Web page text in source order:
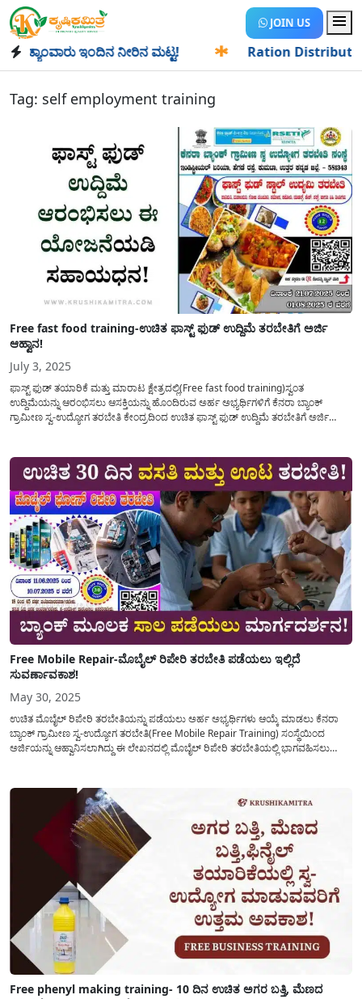
JOIN US
ಇಂದಿನ ನೀರಿನ ಮಟ್ಟ! Ration Distribution-
Tag: self employment training
Free fast food training-ಉಚಿತ ಫಾಸ್ಟ್ ಫುಡ್ ಉದ್ದಿಮೆ ತರಬೇತಿಗೆ ಅರ್ಜಿ
ಆಹ್ವಾನ!
July 3, 2025
ಫಾಸ್ಟ್ ಫುಡ್ ತಯಾರಿಕೆ ಮತ್ತು ಮಾರಾಟ ಕ್ಷೇತ್ರದಲ್ಲಿ(Free fast food training)ಸ್ವಂತ
ಉದ್ದಿಮೆಯನ್ನು ಆರಂಭಿಸಲು ಆಸಕ್ತಿಯನ್ನು ಹೊಂದಿರುವ ಅರ್ಹ ಅಭ್ಯರ್ಥಿಗಳಿಗೆ ಕೆನರಾ ಬ್ಯಾಂಕ್
ಗ್ರಾಮೀಣ ಸ್ವ-ಉದ್ಯೋಗ ತರಬೇತಿ ಕೇಂದ್ರದಿಂದ ಉಚಿತ ಫಾಸ್ಟ್ ಫುಡ್ ಉದ್ದಿಮೆ ತರಬೇತಿಗೆ ಅರ್ಜಿ
Free Mobile Repair-ಮೊಬೈಲ್ ರಿಪೇರಿ ತರಬೇತಿ ಪಡೆಯಲು ಇಲ್ಲಿದೆ
ಸುವರ್ಣಾವಕಾಶ!
May 30, 2025
ಉಚಿತ ಮೊಬೈಲ್ ರಿಪೇರಿ ತರಬೇತಿಯನ್ನು ಪಡೆಯಲು ಅರ್ಹ ಅಭ್ಯರ್ಥಿಗಳು ಆಯ್ಕೆ ಮಾಡಲು ಕೆನರಾ
ಬ್ಯಾಂಕ್ ಗ್ರಾಮೀಣ ಸ್ವ-ಉದ್ಯೋಗ ತರಬೇತಿ(Free Mobile Repair Training) ಸಂಸ್ಥೆಯಿಂದ
ಅರ್ಜಿಯನ್ನು ಆಹ್ವಾನಿಸಲಾಗಿದ್ದು ಈ ಲೇಖನದಲ್ಲಿ ಮೊಬೈಲ್ ರಿಪೇರಿ ತರಬೇತಿಯಲ್ಲಿ ಭಾಗವಹಿಸಲು
Free phenyl making training- 10 ದಿನ ಉಚಿತ ಅಗರ ಬತ್ತಿ, ಮೆಣದ